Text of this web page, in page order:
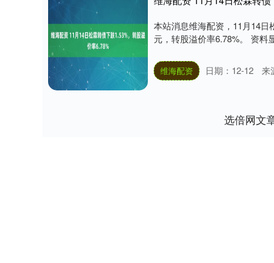
本站消息维海配资，11月14日
元，转股溢价率6.78%。 资料
维海配资 日期：12-12 来
选倍网文